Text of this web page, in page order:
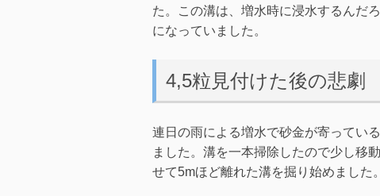
た。この溝は、増水時に浸水するんだ
になっていました。
4,5粒見付けた後の悲劇
連日の雨による増水で砂金が寄ってい
ました。溝を一本掃除したので少し移
せて5mほど離れた溝を掘り始めました。